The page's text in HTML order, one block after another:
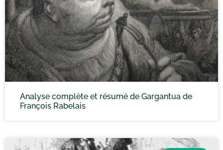
Analyse complète et résumé de Gargantua de
François Rabelais